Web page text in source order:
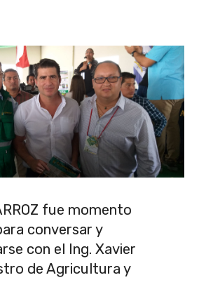
fue momento
conversar y
con el Ing. Xavier
de Agricultura y